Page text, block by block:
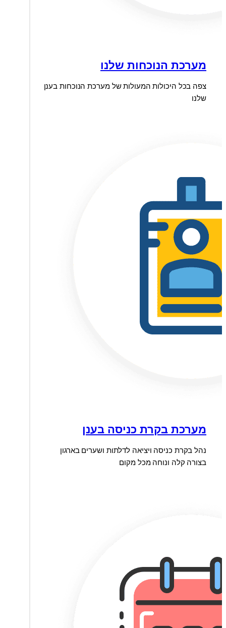
מערכת הנוכחות שלנו
צפה בכל היכולות המעולות של מערכת הנוכחות בענן
שלנו
מערכת בקרת כניסה בענן
נהל בקרת כניסה ויציאה לדלתות ושערים בארגון
בצורה קלה ונוחה מכל מקום